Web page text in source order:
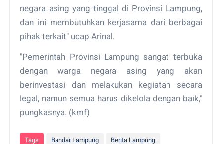
negara asing yang tinggal di Provinsi Lampung,
dan ini membutuhkan kerjasama dari berbagai
pihak terkait" ucap Arinal.
"Pemerintah Provinsi Lampung sangat terbuka
dengan warga negara asing yang akan
berinvestasi dan melakukan kegiatan secara
legal, namun semua harus dikelola dengan baik,"
pungkasnya. (kmf)
Tags Bandar Lampung Berita Lampung